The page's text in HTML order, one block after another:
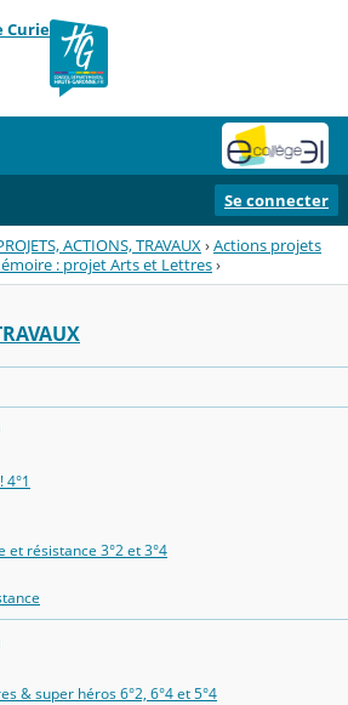
Curie
Se connecter
ACTIONS, TRAVAUX ›Actions projets
: projet Arts et Lettres›
et résistance 3°2 et 3°4
& super héros 6°2, 6°4 et 5°4